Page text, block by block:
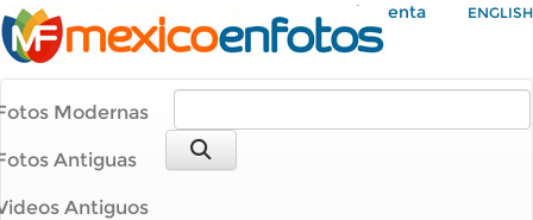
Mi Cuenta ENGLISH
Modernas
Antiguas
Antiguos